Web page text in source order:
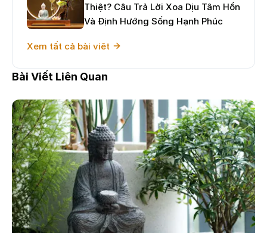
Thiệt? Câu Trả Lời Xoa Dịu Tâm Hồn
Và Định Hướng Sống Hạnh Phúc
Xem tất cả bài viêt
Bài Viết Liên Quan